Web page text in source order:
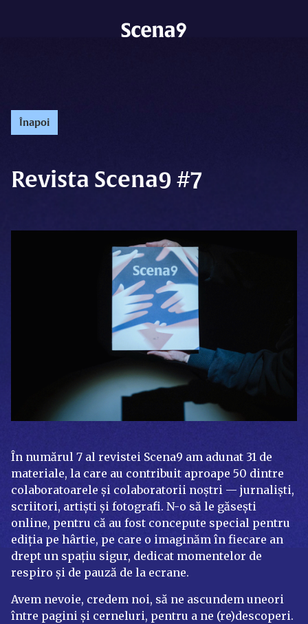
Înapoi
Revista Scena9 #7
În numărul 7 al revistei Scena9 am adunat 31 de
materiale, la care au contribuit aproape 50 dintre
colaboratoarele și colaboratorii noștri — jurnaliști,
scriitori, artiști și fotografi. N-o să le găsești
online, pentru că au fost concepute special pentru
ediția pe hârtie, pe care o imaginăm în fiecare an
drept un spațiu sigur, dedicat momentelor de
respiro și de pauză de la ecrane.
Avem nevoie, credem noi, să ne ascundem uneori
între pagini și cerneluri, pentru a ne (re)descoperi.